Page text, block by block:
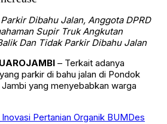
Dibahu Jalan, Anggota DPRD
Supir Truk Angkutan
Dan Tidak Parkir Dibahu Jalan
– Terkait adanya
parkir di bahu jalan di Pondok
yang menyebabkan warga
Pertanian Organik BUMDes